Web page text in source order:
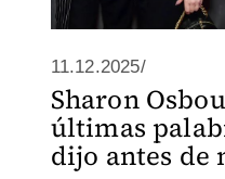
11.12.2025/
Sharon
últimas
dijo antes de